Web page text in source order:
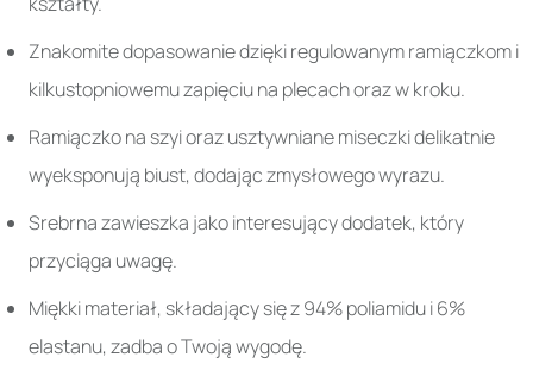
Znakomite dopasowanie dzięki regulowanym ramiączkom i
kilkustopniowemu zapięciu na plecach oraz w kroku.
Ramiączko na szyi oraz usztywniane miseczki delikatnie
wyeksponują biust, dodając zmysłowego wyrazu.
Srebrna zawieszka jako interesujący dodatek, który
przyciąga uwagę.
Miękki materiał, składający się z 94% poliamidu i 6%
elastanu, zadba o Twoją wygodę.